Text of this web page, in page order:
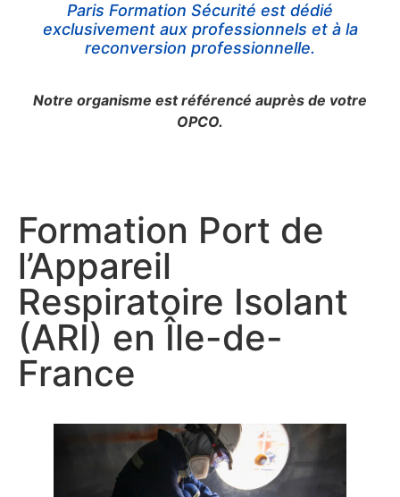
Paris Formation Sécurité est dédié
exclusivement aux professionnels et à la
reconversion professionnelle.
Notre organisme est référencé auprès de votre
OPCO.
Formation Port de
l’Appareil
Respiratoire Isolant
(ARI) en Île-de-
France